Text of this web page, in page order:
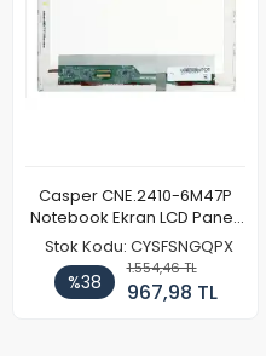
Casper CNE.2410-6M47P
Notebook Ekran LCD Paneli
(Ref)
Stok Kodu: CYSFSNGQPX
%38
1.554,46 TL
967,98 TL